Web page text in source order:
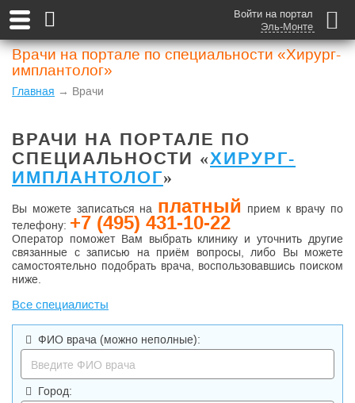
Войти на портал
Эль-Монте
Врачи на портале по специальности «Хирург-
имплантолог»
Главная → Врачи
ВРАЧИ НА ПОРТАЛЕ ПО
СПЕЦИАЛЬНОСТИ «ХИРУРГ-
ИМПЛАНТОЛОГ»
Вы можете записаться на платный прием к врачу по
телефону: +7 (495) 431-10-22
Оператор поможет Вам выбрать клинику и уточнить другие
связанные с записью на приём вопросы, либо Вы можете
самостоятельно подобрать врача, воспользовавшись поиском
ниже.
Все специалисты
ФИО врача (можно неполные):
Город: